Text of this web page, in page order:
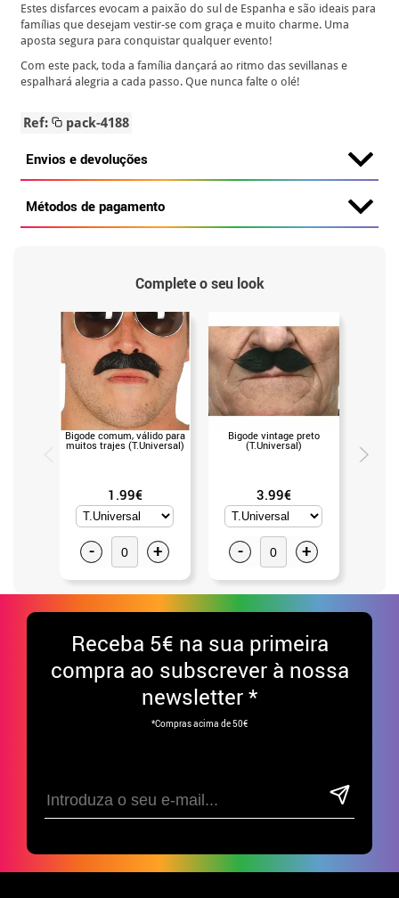
Estes disfarces evocam a paixão do sul de Espanha e são ideais para
famílias que desejam vestir-se com graça e muito charme. Uma
aposta segura para conquistar qualquer evento!
Com este pack, toda a família dançará ao ritmo das sevillanas e
espalhará alegria a cada passo. Que nunca falte o olé!
Ref: pack-4188
Envios e devoluções
Métodos de pagamento
Complete o seu look
Bigode comum, válido para
muitos trajes (T.Universal)
1.99€
- +
Bigode vintage preto
(T.Universal)
3.99€
- +
Receba 5€ na sua primeira
compra ao subscrever à nossa
newsletter *
*Compras acima de 50€